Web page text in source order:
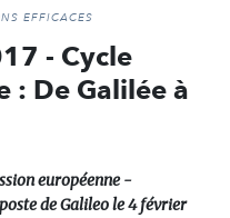
EFFICACES
- Cycle
: De Galilée à
européenne -
de Galileo le 4 février